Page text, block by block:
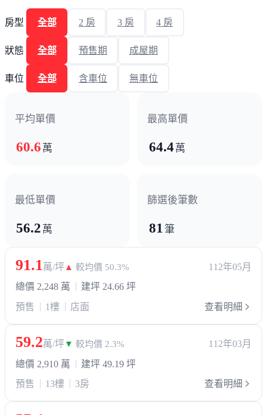
房型 全部 2 房 3 房 4 房
狀態 全部 預售期 成屋期
車位 全部 含車位 無車位
平均單價
60.6 萬
最高單價
64.4 萬
最低單價
56.2 萬
篩選後筆數
81 筆
91.1萬/坪▲ 較均價 50.3%
112年05月
總價 2,248 萬
建坪 24.66 坪
預售
1樓 店面 查看明細
59.2萬/坪▼ 較均價 2.3%
112年03月
總價 2,910 萬
建坪 49.19 坪
預售
13樓 3房 查看明細